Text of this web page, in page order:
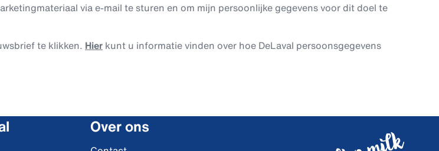
via e-mail te sturen en om mijn persoonlijke gegevens voor dit doel te
te klikken. Hier kunt u informatie vinden over hoe DeLaval persoonsgegevens
Over ons